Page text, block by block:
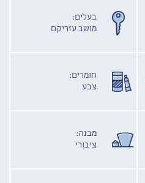
בעלים:
מושב עזריקם
חומרים:
צבע
מבנה:
ציבורי